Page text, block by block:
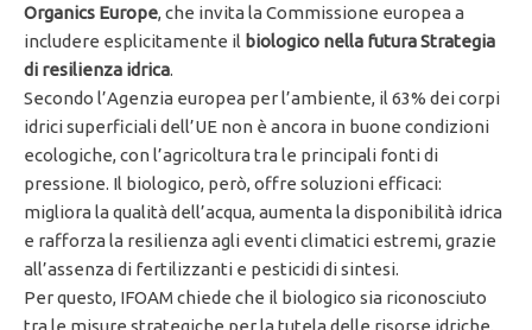
Organics Europe, che invita la Commissione europea a
includere esplicitamente il biologico nella futura Strategia
di resilienza idrica.
Secondo l’Agenzia europea per l’ambiente, il 63% dei corpi
idrici superficiali dell’UE non è ancora in buone condizioni
ecologiche, con l’agricoltura tra le principali fonti di
pressione. Il biologico, però, offre soluzioni efficaci:
migliora la qualità dell’acqua, aumenta la disponibilità idrica
e rafforza la resilienza agli eventi climatici estremi, grazie
all’assenza di fertilizzanti e pesticidi di sintesi.
Per questo, IFOAM chiede che il biologico sia riconosciuto
tra le misure strategiche per la tutela delle risorse idriche,